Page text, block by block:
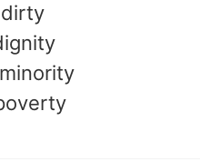
dirty
minority